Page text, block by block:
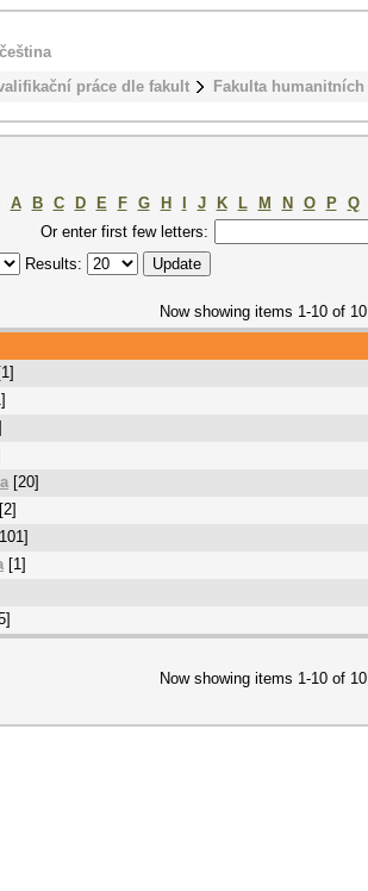
práce dle fakult Fakulta
čeština
A B C D E F G H J K L M N O P
Q
Or enter first few letters:
Results:
Now showing items 1-10 of 10
[1]
[20]
[1]
Now showing items 1-10 of 10